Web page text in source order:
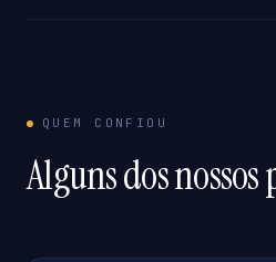
QUEM CONFIOU
Alguns dos nossos